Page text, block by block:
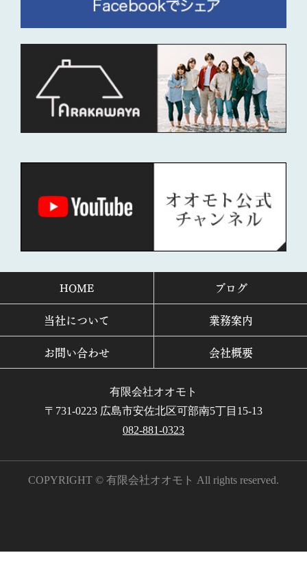
HOME
ブログ
当社について
業務案内
お問い合わせ
会社概要
有限会社オオモト
〒731-0223 広島市安佐北区可部南5丁目15-13
082-881-0323
COPYRIGHT © 有限会社オオモト All rights reserved.